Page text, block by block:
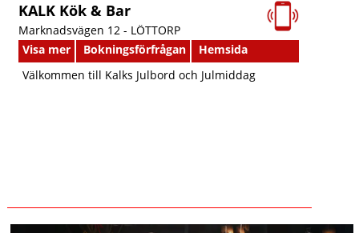
KALK Kök & Bar
Marknadsvägen 12 - LÖTTORP
Visa mer
Bokningsförfrågan
Hemsida
Välkommen till Kalks Julbord och Julmiddag